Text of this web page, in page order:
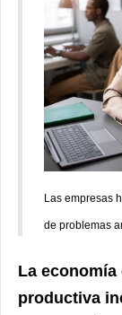
Las empresas
de problemas
La
productiva